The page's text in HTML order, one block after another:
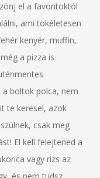
el a favoritoktól
ami tökéletesen
kenyér, muffin,
a pizza is
a boltok polca, nem
te keresel, azok
csak meg
El kell felejtened a
vagy rizs az